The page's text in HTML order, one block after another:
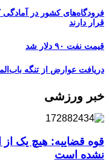
فرودگاه‌های کشور در آمادگی
قرار دارند
قیمت نفت ۹۰ دلار شد
دریافت عوارض از تنگه
خبر ورزشی
قوه قضاییه: هیچ یک
نشده است